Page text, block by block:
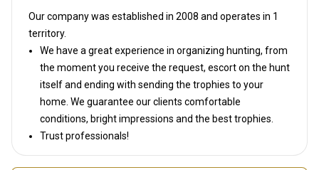
Our company was established in 2008 and operates in 1
territory.
We have a great experience in organizing hunting, from
the moment you receive the request, escort on the hunt
itself and ending with sending the trophies to your
home. We guarantee our clients comfortable
conditions, bright impressions and the best trophies.
Trust professionals!